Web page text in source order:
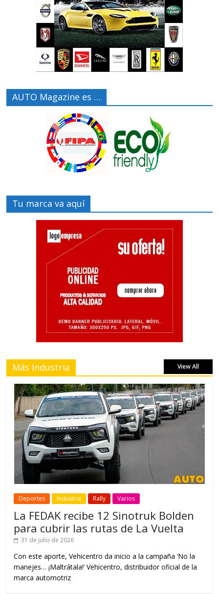
AUTO Magazine es …
Tu marca va aquí
Más Industria View All
Deportes Industria Rally Varios
La FEDAK recibe 12 Sinotruk Bolden
para cubrir las rutas de La Vuelta
31 de julio de 2026
Con este aporte, Vehicentro da inicio a la campaña ‘No la
manejes… ¡Maltrátala!’ Vehicentro, distribuidor oficial de la
marca automotriz